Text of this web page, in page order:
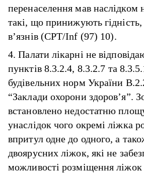
перенаселення мав наслідком
такі, що принижують
в’язнів (CPT/Inf (97) 10).
4. Палати лікарні не
пунктів 8.3.2.4, 8.3.2.7 та
будівельних норм України
“Заклади охорони здоров’я”.
встановлено недостатню
унаслідок чого окремі ліжка
впритул одне до одного, а
двоярусних ліжок, які не
можливості розміщення ліжок